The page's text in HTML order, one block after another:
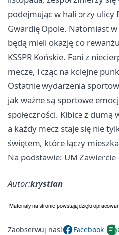
podejmując w hali przy ulicy
Gwardię Opole. Natomiast
będą mieli okazję do
KSSPR Końskie. Fani z
mecze, licząc na kolejne
Ostatnie wydarzenia
jak ważne są sportowe
społeczności. Kibice z dumą
a każdy mecz staje się nie
świętem, które łączy
Na podstawie: UM Zawiercie
Autor:krystian
Zaobserwuj nas! Facebook